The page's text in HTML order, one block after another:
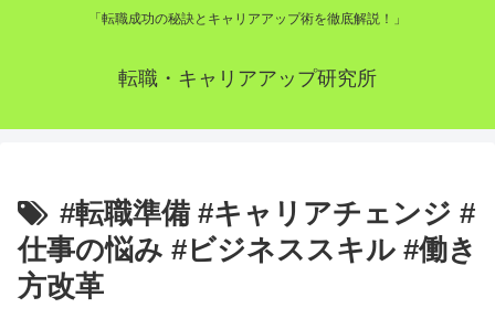
「転職成功の秘訣とキャリアアップ術を徹底解説！」
転職・キャリアアップ研究所
#転職準備 #キャリアチェンジ #
仕事の悩み #ビジネススキル #働き
方改革